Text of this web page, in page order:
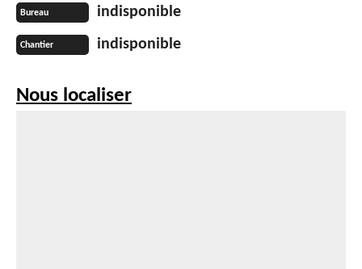
Bureau indisponible
Chantier indisponible
Nous localiser